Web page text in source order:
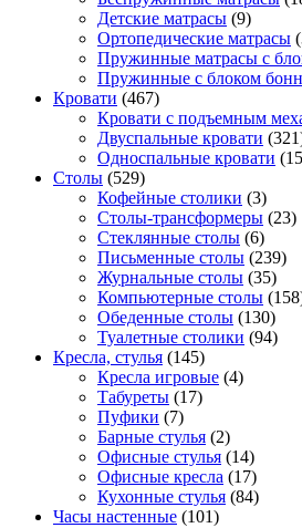
Детские матрасы (9)
Ортопедические матрасы
Пружинные матрасы с
Пружинные с блоком
Кровати (467)
Кровати с подъемным
Двуспальные кровати
Односпальные кровати
Столы (529)
Кофейные столики (3)
Столы-трансформеры (23)
Стеклянные столы (6)
Письменные столы (239)
Журнальные столы (35)
Компьютерные столы
Обеденные столы (130)
Туалетные столики (94)
Кресла, стулья (145)
Кресла игровые (4)
Табуреты (17)
Пуфики (7)
Барные стулья (2)
Офисные стулья (14)
Офисные кресла (17)
Кухонные стулья (84)
Часы настенные (101)